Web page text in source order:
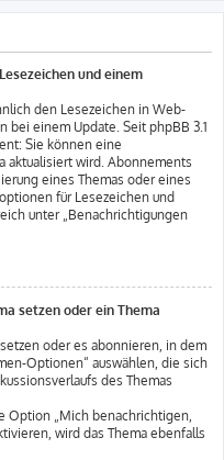
und einem
den Lesezeichen in Web-
bei einem Update. Seit phpBB 3.1
Sie können eine
aktualisiert wird. Abonnements
eines Themas oder eines
für Lesezeichen und
unter „Benachrichtigungen
setzen oder ein Thema
oder es abonnieren, in dem
Optionen“ auswählen, die sich
des Themas
Option „Mich benachrichtigen,
wird das Thema ebenfalls